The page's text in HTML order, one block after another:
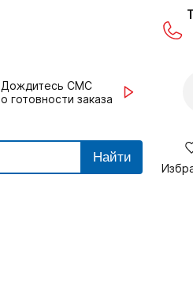
Дождитесь СМС
о готовности заказа
Найти